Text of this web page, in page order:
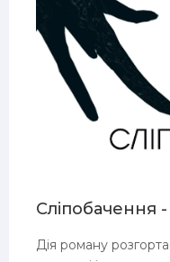
Сліпобачення
Дія роману